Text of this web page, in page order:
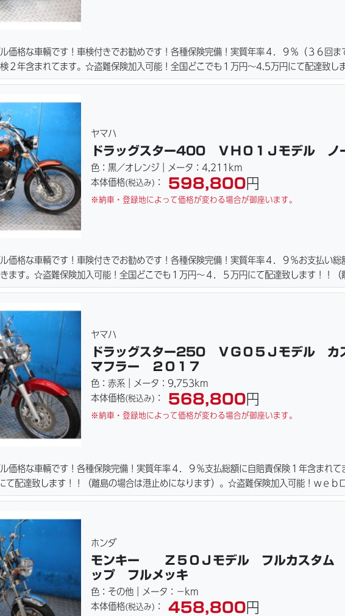
価格な車輌です！車検付きでお勧めです！各種保険完備！実質年率４．９％（３６回ま
２年含まれてます。☆盗難保険加入可能！全国どこでも１万円〜4.5万円にて配達致しま
す）ｗｅｂローン・カード各種取り扱ってます。詳しくはお問合わせ下さい。車輌の詳
行ってます！当社ホームページにて詳細画像見れます。
ヤマハ
ドラッグスター400 ＶＨ０１Ｊモデル ノ
色：黒／オレンジ｜メータ：4,211km
本体価格(税込み) ： 598,800円
※納車・登録地によって価格が変わる場合が御座います。
価格な車輌です！車険付きでお勧めです！各種保険完備！実質年率４．９％お支払い総
ます。☆盗難保険加入可能！全国どこでも１万円〜４．５万円にて配達致します！！（
ローン・カード各種取り扱ってます。詳しくはお問合わせ下さい。車輌の詳細写真など
画像見れます。
ヤマハ
ドラッグスター250 ＶＧ０５Ｊモデル カ
マフラー ２０１７
色：赤系｜メータ：9,753km
本体価格(税込み) ： 568,800円
※納車・登録地によって価格が変わる場合が御座います。
価格な車輌です！各種保険完備！実質年率４．９％支払総額に自賠責保険１年含まれて
て配達致します！！（離島の場合は港止めになります）。☆盗難保険加入可能！ｗｅｂロ
様変更からレストアまで、お気軽にお問い合わせ下さい。ご契約後の取り置き＆保管無
ホンダ
モンキー Ｚ５０Ｊモデル フルカスタム
ップ フルメッキ
色：その他｜メータ：－km
本体価格(税込み) ： 458,800円